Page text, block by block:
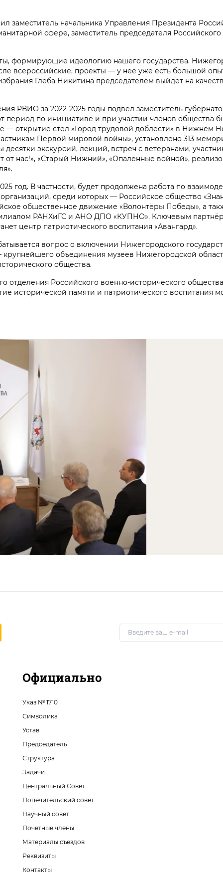
заместитель начальника Управления Президента
сфере, заместитель председателя
формирующие идеологию нашего государства.
всероссийские, проекты — у нее уже есть большой
Глеба Никитина председателем выйдет на
РВИО за 2022-2025 годы подвел заместитель
период по инициативе и при участии членов общества
— открытие стел »Город трудовой доблести» в Нижнем
Первой мировой войны», установлено 313
десятки экскурсий, лекций, встреч с ветеранами,
от нас!», «Старый Нижний», «Опалённые войной»,
год. В частности, будет продолжена работа по
среди которых — Российское общество
общественное движение «Волонтёры Победы», а
РАНХиГС и АНО ДПО «КУПНО». Ключевым
центр патриотического воспитания «Авангард».
вопрос о включении Нижегородского
крупнейшего объединения музеев Нижегородской
общества.
отделения Российского военно-исторического
исторической памяти и патриотического воспитания
Официально
Указ № 1710
Символика
Устав
Председатель
Структура
Задачи
Центральный Совет
Попечительский совет
Научный совет
Почетные члены
Материалы съездов
Реквизиты
Контакты